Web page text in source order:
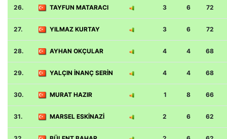
26. TAYFUN MATARACI 3 6 72
27. YILMAZ KURTAY 3 6 72
28. AYHAN OKÇULAR 4 4 68
29. YALÇIN İNANÇ SERİN 4 4 68
30. MURAT HAZIR 1 8 66
31. MARSEL ESKİNAZİ 2 6 62